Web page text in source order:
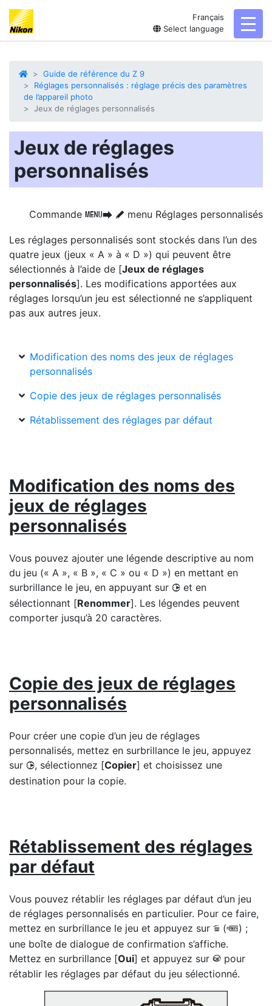
Français
Select language
Guide de référence du Z 9
Réglages personnalisés : réglage précis des paramètres
de l’appareil photo
Jeux de réglages personnalisés
Jeux de réglages
personnalisés
Commande GU A menu Réglages personnalisés
Les réglages personnalisés sont stockés dans l’un des
quatre jeux (jeux « A » à « D ») qui peuvent être
sélectionnés à l’aide de [Jeux de réglages
personnalisés]. Les modifications apportées aux
réglages lorsqu’un jeu est sélectionné ne s’appliquent
pas aux autres jeux.
Modification des noms des jeux de réglages
personnalisés
Copie des jeux de réglages personnalisés
Rétablissement des réglages par défaut
Modification des noms des
jeux de réglages
personnalisés
Vous pouvez ajouter une légende descriptive au nom
du jeu (« A », « B », « C » ou « D ») en mettant en
surbrillance le jeu, en appuyant sur 2 et en
sélectionnant [Renommer]. Les légendes peuvent
comporter jusqu’à 20 caractères.
Copie des jeux de réglages
personnalisés
Pour créer une copie d’un jeu de réglages
personnalisés, mettez en surbrillance le jeu, appuyez
sur 2, sélectionnez [Copier] et choisissez une
destination pour la copie.
Rétablissement des réglages
par défaut
Vous pouvez rétablir les réglages par défaut d’un jeu
de réglages personnalisés en particulier. Pour ce faire,
mettez en surbrillance le jeu et appuyez sur O (Q) ;
une boîte de dialogue de confirmation s’affiche.
Mettez en surbrillance [Oui] et appuyez sur J pour
rétablir les réglages par défaut du jeu sélectionné.